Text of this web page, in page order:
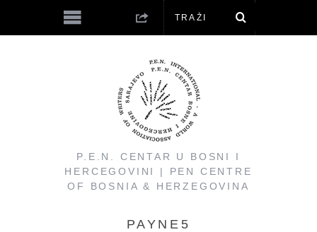
P.E.N. CENTAR U BOSNI I
HERCEGOVINI | PEN CENTRE
OF BOSNIA & HERZEGOVINA
PAYNE5